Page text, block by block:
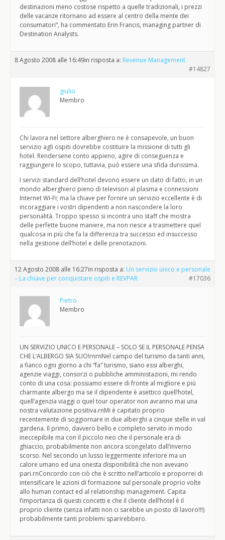
destinazioni meno costose rispetto a quelle tradizionali, i prezzi
delle vacanze ritornano ad essere al centro della mente dei
consumatori”, ha commentato Erin Francis, managing partner di
Destination Analysts.
8 Agosto 2008 alle 16:49in risposta a: Revenue Management
#14827
giulio
Membro
Chi lavora nel settore alberghiero ne è consapevole, un buon
servizio agli ospiti dovrebbe costituire la missione di tutti gli
hotel. Rendersene conto appieno, agire di conseguenza e
raggiungere lo scopo, tuttavia, può essere una sfida durissima.
I servizi standard dell’hotel devono essere un dato di fatto, in un
mondo alberghiero pieno di televisori al plasma e connessioni
Internet Wi-Fi; ma la chiave per fornire un servizio eccellente è di
incoraggiare i vostri dipendenti a non nascondere la loro
personalità. Troppo spesso si incontra uno staff che mostra
delle perfette buone maniere, ma non riesce a trasmettere quel
qualcosa in più che fa la differenza tra successo ed insuccesso
nella gestione dell’hotel e delle prenotazioni.
12 Agosto 2008 alle 16:27in risposta a: Un servizio unico e personale
– La chiave per conquistare ospiti e REVPAR
#17036
Pietro
Membro
UN SERVIZIO UNICO E PERSONALE – SOLO SE IL PERSONALE PENSA
CHE L’ALBERGO SIA SUO!rnrnNel campo del turismo da tanti anni,
a fianco ogni giorno a chi “fa” turismo, siano essi alberghi,
agenzie viaggi, consorzi o pubbliche amministazioni, mi rendo
conto di una cosa: possiamo essere di fronte al migliore e più
charmante albergo ma se il dipendente è asettico quell’hotel,
quell’agenzia viaggi o quel tour operator non avranno mai una
nostra valutazione positiva.rnMi è capitato proprio
recentemente di soggiornare in due alberghi a cinque stelle in val
gardena. Il primo, davvero bello e completo servito in modo
ineccepibile ma con il piccolo neo che il personale era di
ghiaccio, probabilmente non ancora scongelato dall’inverno
scorso. Nel secondo un lusso leggermente inferiore ma un
calore umano ed una onesta disponibilità che non avevano
pari.rnConcordo con ciò che è scritto nell’articolo e proporrei di
intensificare le azioni di formazione sul personale proprio volte
allo human contact ed al relationship management. Capita
l’importanza di questi concetti e che il cliente dell’hotel è il
proprio cliente (senza infatti non ci sarebbe un posto di lavoro!!!)
probabilmente tanti problemi sparirebbero.